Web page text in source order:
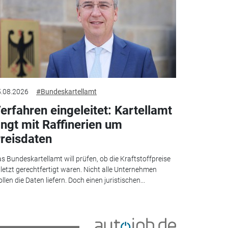
#Bundeskartellamt
eingeleitet: Kartellamt
mit Raffinerien um
Bundeskartellamt will prüfen, ob die Kraftstoffpreise
gerechtfertigt waren. Nicht alle Unternehmen
die Daten liefern. Doch einen juristischen...